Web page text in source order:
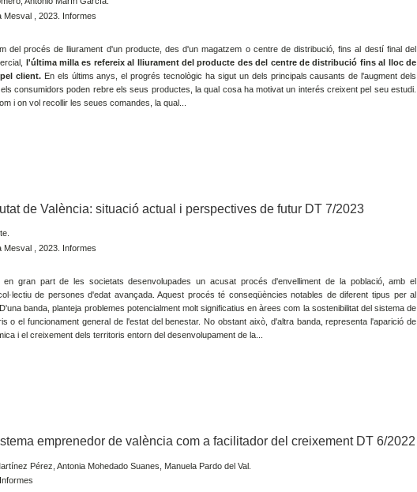
Mesval , 2023. Informes
del procés de lliurament d'un producte, des d'un magatzem o centre de distribució, fins al destí final del
l'última milla es refereix al lliurament del producte des del centre de distribució fins al lloc de
client.En els últims anys, el progrés tecnològic ha sigut un dels principals causants de l'augment dels
consumidors poden rebre els seus productes, la qual cosa ha motivat un interés creixent pel seu estudi.
i on vol recollir les seues comandes, la qual...
de València: situació actual i perspectives de futur DT 7/2023
Mesval , 2023. Informes
en gran part de les societats desenvolupades un acusat procés d'envelliment de la població, amb el
de persones d'edat avançada. Aquest procés té conseqüències notables de diferent tipus per al
banda, planteja problemes potencialment molt significatius en àrees com la sostenibilitat del sistema de
o el funcionament general de l'estat del benestar. No obstant això, d'altra banda, representa l'aparició de
i el creixement dels territoris entorn del desenvolupament de la...
emprenedor de valència com a facilitador del creixement DT 6/2022
Pérez, Antonia Mohedado Suanes, Manuela Pardo del Val.